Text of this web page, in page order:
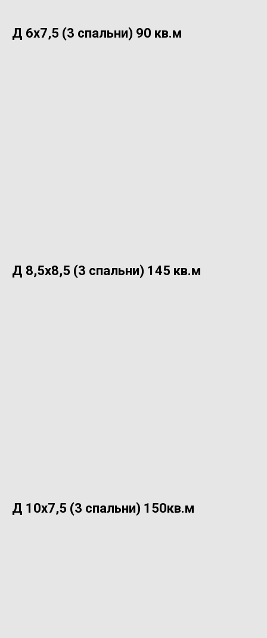
Д 6х7,5 (3 спальни) 90 кв.м
Д 8,5х8,5 (3 спальни) 145 кв.м
Д 10х7,5 (3 спальни) 150кв.м